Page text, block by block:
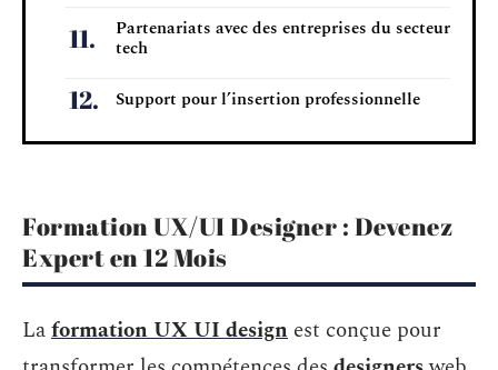
Partenariats avec des entreprises du secteur
tech
Support pour l’insertion professionnelle
Formation UX/UI Designer : Devenez
Expert en 12 Mois
Laformation UX UI design est conçue pour